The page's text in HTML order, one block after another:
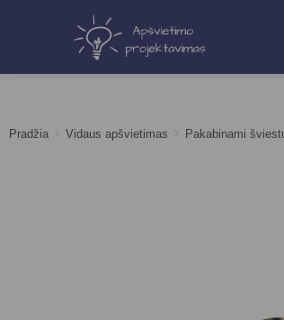
Pradžia > Vidaus apšvietimas > Pakabinami